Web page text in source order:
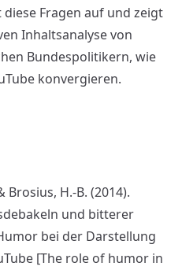
Fragen auf und zeigt
Inhaltsanalyse von
Bundespolitikern, wie
konvergieren.
Brosius, H.-B. (2014).
und bitterer
bei der Darstellung
[The role of humor in